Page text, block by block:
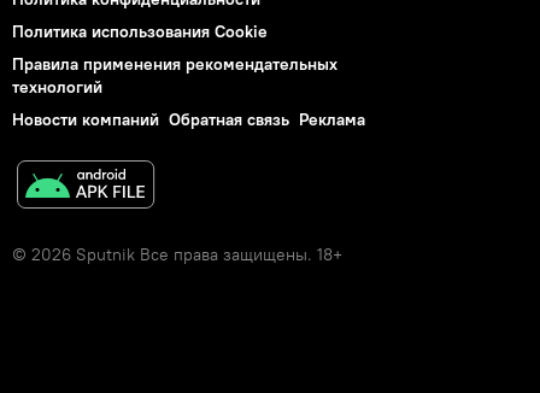
Политика использования Cookie
Правила применения рекомендательных
технологий
Новости компаний Обратная связь Реклама
© 2026 Sputnik Все права защищены. 18+